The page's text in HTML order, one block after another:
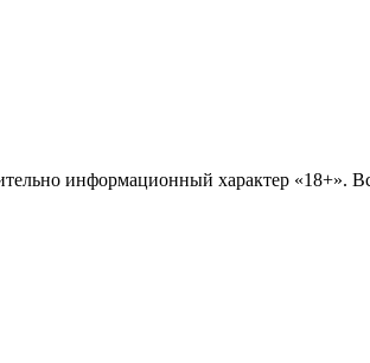
информационный характер «18+».